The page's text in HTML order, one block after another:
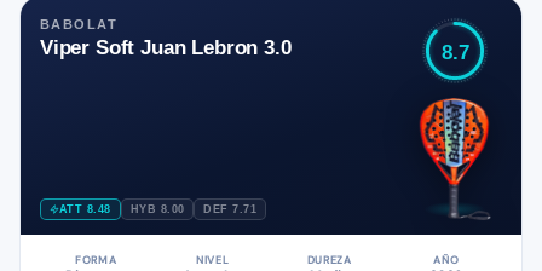
BABOLAT
Viper Soft Juan Lebron 3.0
ATT 8.48 HYB 8.00 DEF 7.71
8.7
FORMA NIVEL DUREZA AÑO